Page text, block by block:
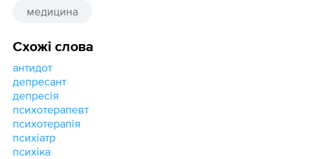
медицина
Схожі слова
антидот
депресант
депресія
психотерапевт
психотерапія
психіатр
психіка